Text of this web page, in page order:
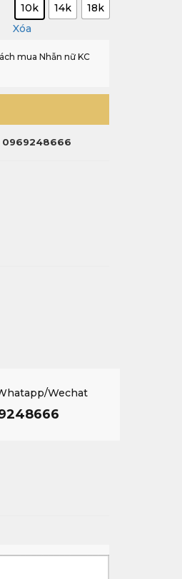
10k 14k
18k
Xóa
mua Nhẫn nữ KC
0969248666
Wechat